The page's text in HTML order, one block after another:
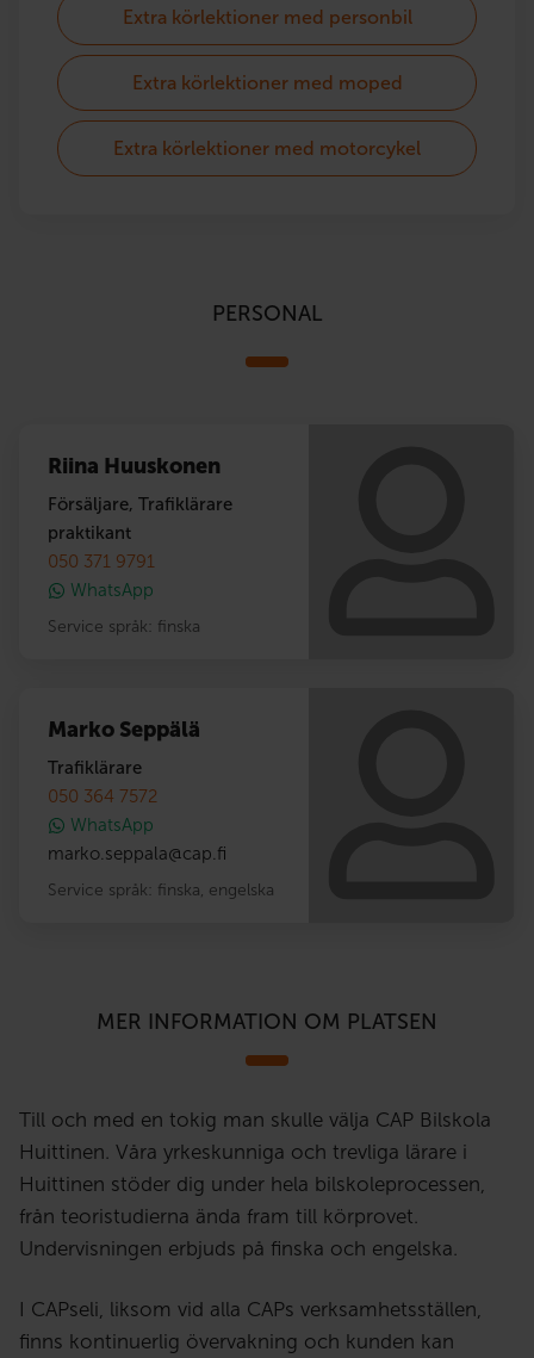
Extra körlektioner med personbil
Extra körlektioner med moped
Extra körlektioner med motorcykel
PERSONAL
Riina Huuskonen
Försäljare, Trafiklärare
praktikant
050 371 9791
WhatsApp
Service språk: finska
Marko Seppälä
Trafiklärare
050 364 7572
WhatsApp
marko.seppala@cap.fi
Service språk: finska, engelska
MER INFORMATION OM PLATSEN
Till och med en tokig man skulle välja CAP Bilskola
Huittinen. Våra yrkeskunniga och trevliga lärare i
Huittinen stöder dig under hela bilskoleprocessen,
från teoristudierna ända fram till körprovet.
Undervisningen erbjuds på finska och engelska.
I CAPseli, liksom vid alla CAPs verksamhetsställen,
finns kontinuerlig övervakning och kunden kan